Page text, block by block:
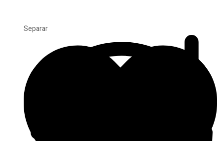
Separar